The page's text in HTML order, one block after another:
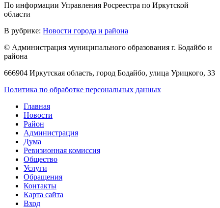
По информации Управления Росреестра по Иркутской
области
В рубрике: Новости города и района
© Администрация муниципального образования г. Бодайбо и
района
666904 Иркутская область, город Бодайбо, улица Урицкого, 33
Политика по обработке персональных данных
Главная
Новости
Район
Администрация
Дума
Ревизионная комиссия
Общество
Услуги
Обращения
Контакты
Карта сайта
Вход